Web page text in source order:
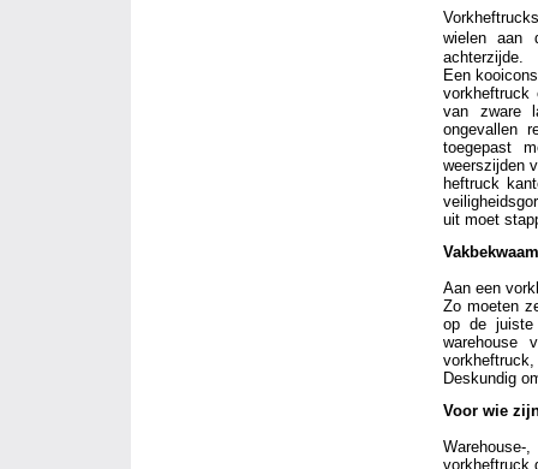
wielen aan
achterzijde.
Een
vorkheftruck
van zware
ongevallen
toegepast
weerszijden
heftruck
uit moet
Aan een
Zo moeten
op de juiste
warehouse
vorkheftruck,
Deskundig
Voor wie
vorkheftruck